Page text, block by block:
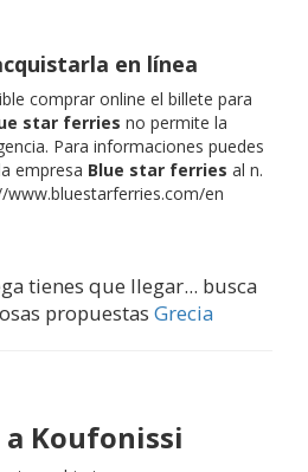
en línea
comprar online el billete para
star ferries no permite la
Para informaciones puedes
empresa Blue star ferries al n.
www.bluestarferries.com/en
tienes que llegar... busca
propuestas Grecia
Koufonissi